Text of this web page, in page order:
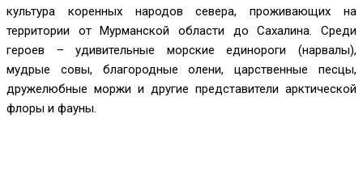
культура коренных народов севера, проживающих на
территории от Мурманской области до Сахалина. Среди
героев – удивительные морские единороги (нарвалы),
мудрые совы, благородные олени, царственные песцы,
дружелюбные моржи и другие представители арктической
флоры и фауны.